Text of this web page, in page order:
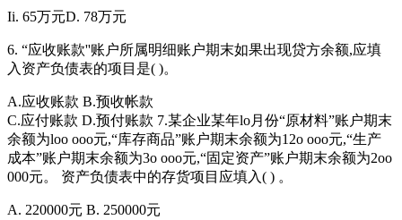
Ii. 65万元D. 78万元
6. “应收账款''账户所属明细账户期末如果出现贷方余额,应填
入资产负债表的项目是( )。
A.应收账款 B.预收帐款
C.应付账款 D.预付账款 7.某企业某年lo月份“原材料”账户期末
余额为loo ooo元,“库存商品”账户期末余额为12o ooo元,“生产
成本”账户期末余额为3o ooo元,“固定资产”账户期末余额为2oo
000元。 资产负债表中的存货项目应填入( ) 。
A. 220000元 B. 250000元